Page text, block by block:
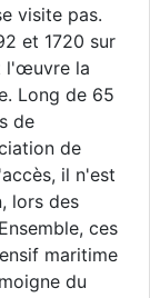
visite pas.
et 1720 sur
l'œuvre la
Long de 65
de
de
il n'est
lors des
ces
maritime
du